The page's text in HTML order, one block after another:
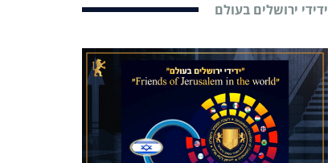
ידידי ירושלים בעולם